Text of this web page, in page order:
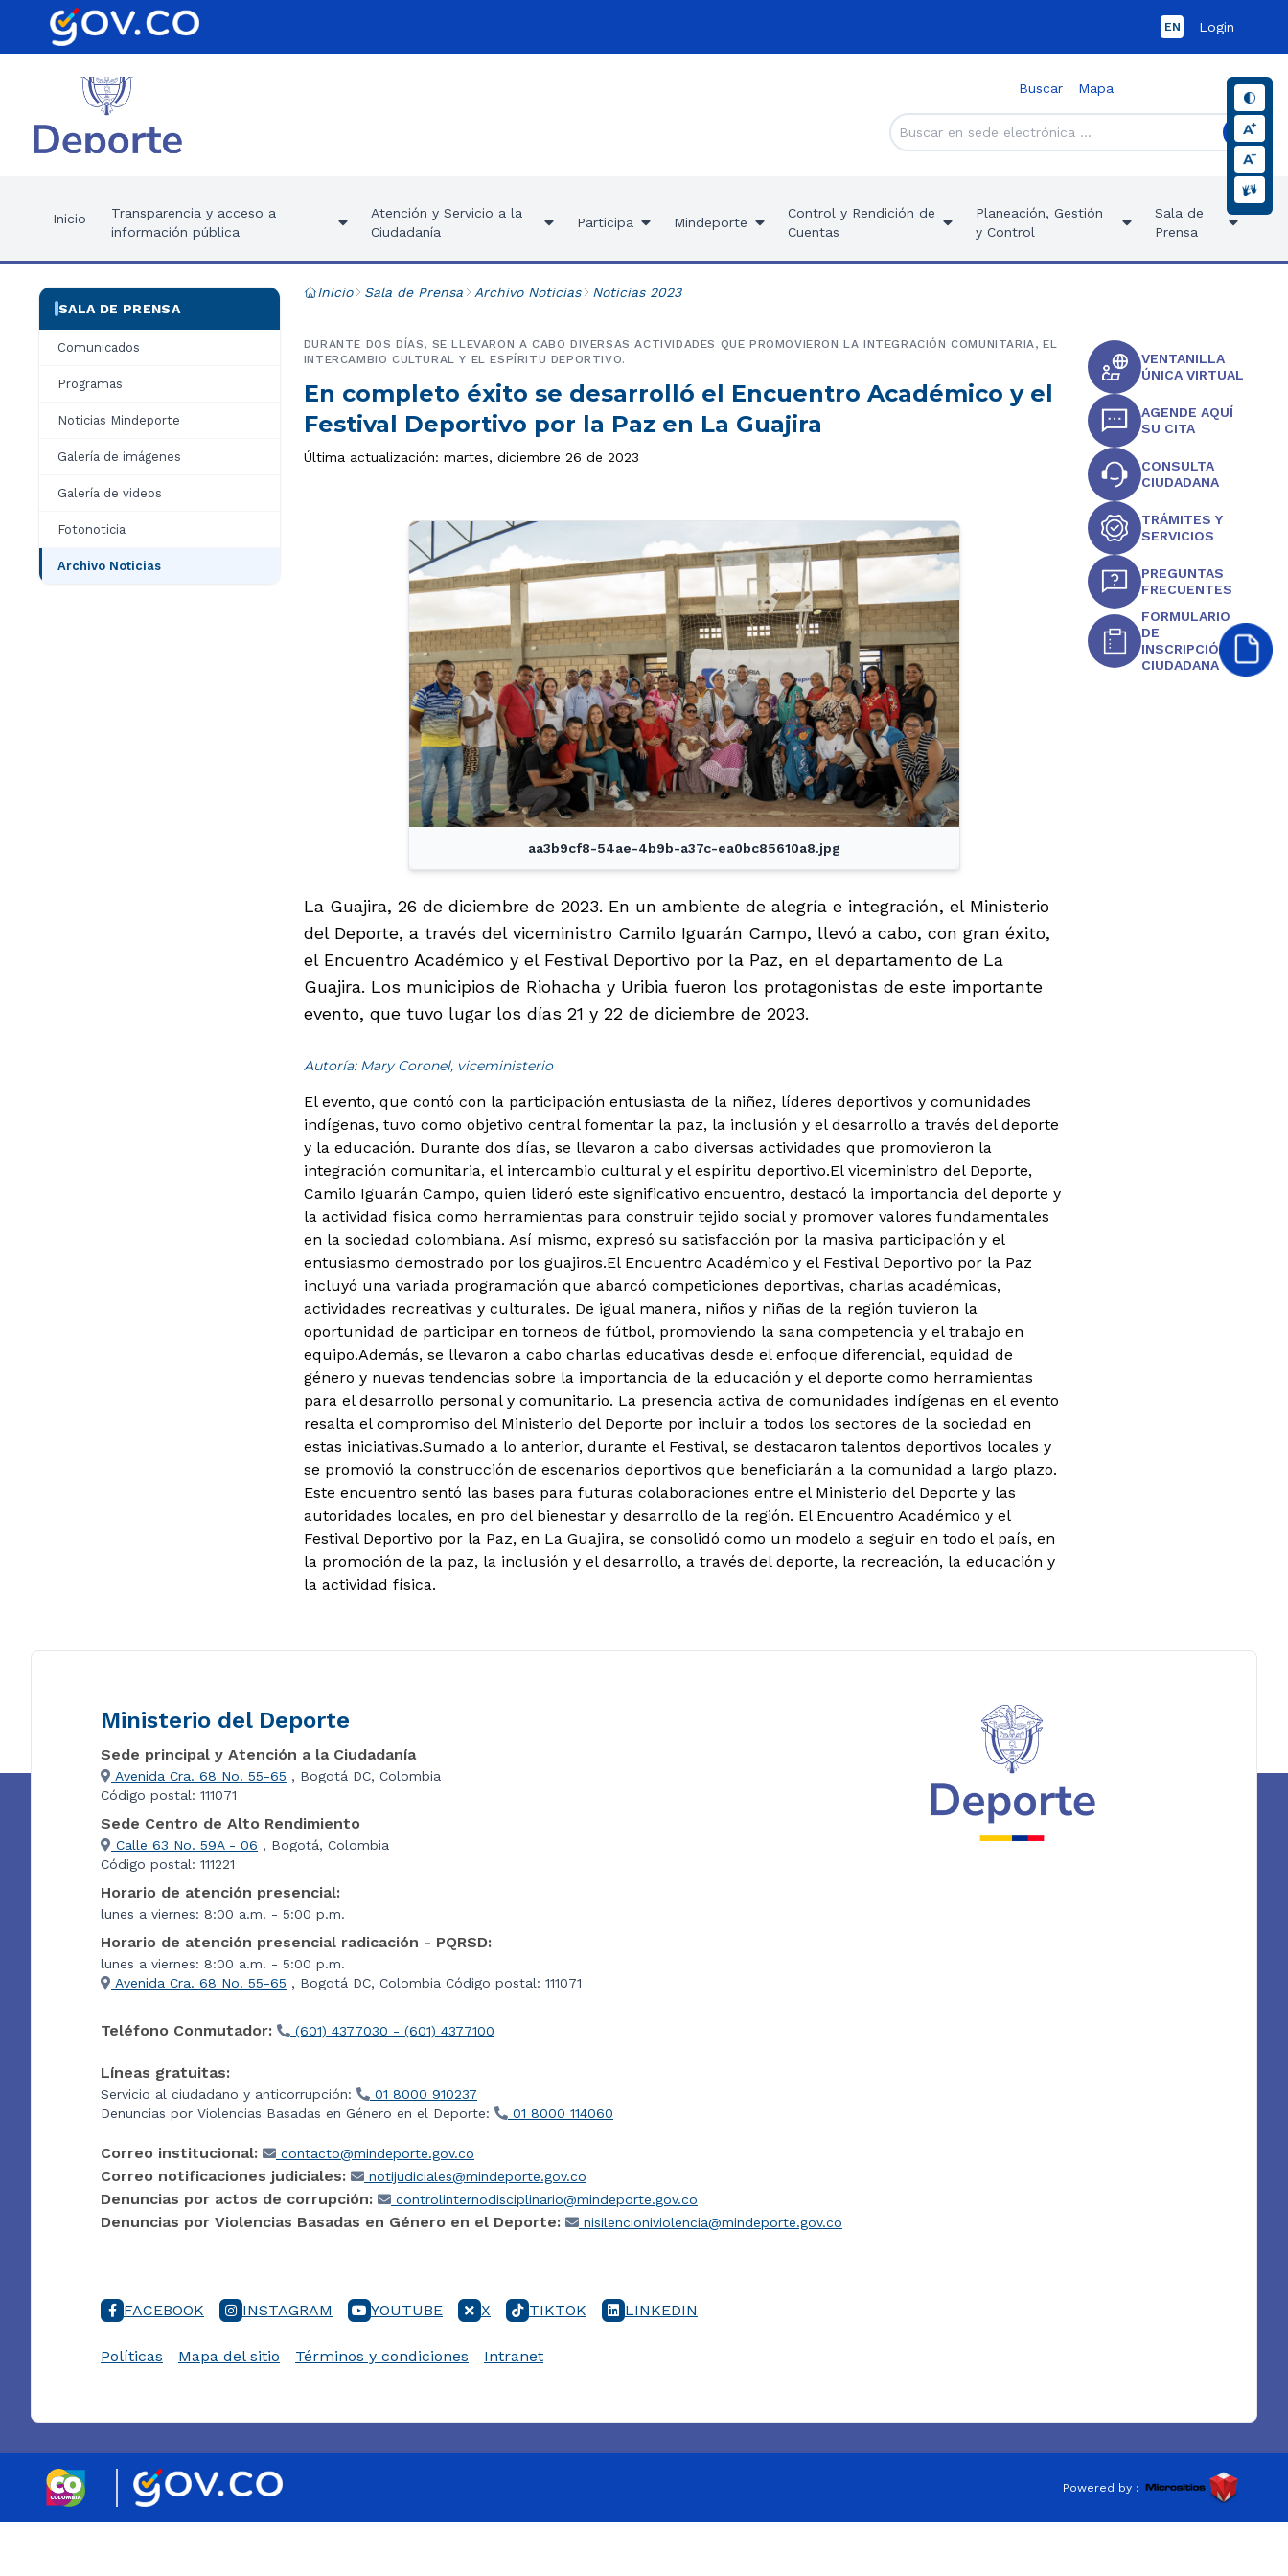
EN Login
Buscar Mapa
Inicio
Transparencia y acceso a
información pública
Atención y Servicio a la
Ciudadanía
Participa Mindeporte
Control y Rendición de
Cuentas
Planeación, Gestión
y Control
Sala de
Prensa
SALA DE PRENSA
Comunicados
Programas
Noticias Mindeporte
Galería de imágenes
Galería de videos
Fotonoticia
Archivo Noticias
Inicio Sala de Prensa Archivo Noticias Noticias 2023
En completo éxito se desarrolló el Encuentro Académico y el
Festival Deportivo por la Paz en La Guajira
DURANTE DOS DÍAS, SE LLEVARON A CABO DIVERSAS ACTIVIDADES QUE PROMOVIERON LA INTEGRACIÓN COMUNITARIA, EL
INTERCAMBIO CULTURAL Y EL ESPÍRITU DEPORTIVO.
Última actualización: martes, diciembre 26 de 2023
aa3b9cf8-54ae-4b9b-a37c-ea0bc85610a8.jpg
La Guajira, 26 de diciembre de 2023. En un ambiente de alegría e integración, el Ministerio
del Deporte, a través del viceministro Camilo Iguarán Campo, llevó a cabo, con gran éxito,
el Encuentro Académico y el Festival Deportivo por la Paz, en el departamento de La
Guajira. Los municipios de Riohacha y Uribia fueron los protagonistas de este importante
evento, que tuvo lugar los días 21 y 22 de diciembre de 2023.
Autoría: Mary Coronel, viceministerio
El evento, que contó con la participación entusiasta de la niñez, líderes deportivos y comunidades
indígenas, tuvo como objetivo central fomentar la paz, la inclusión y el desarrollo a través del deporte
y la educación. Durante dos días, se llevaron a cabo diversas actividades que promovieron la
integración comunitaria, el intercambio cultural y el espíritu deportivo.El viceministro del Deporte,
Camilo Iguarán Campo, quien lideró este significativo encuentro, destacó la importancia del deporte y
la actividad física como herramientas para construir tejido social y promover valores fundamentales
en la sociedad colombiana. Así mismo, expresó su satisfacción por la masiva participación y el
entusiasmo demostrado por los guajiros.El Encuentro Académico y el Festival Deportivo por la Paz
incluyó una variada programación que abarcó competiciones deportivas, charlas académicas,
actividades recreativas y culturales. De igual manera, niños y niñas de la región tuvieron la
oportunidad de participar en torneos de fútbol, promoviendo la sana competencia y el trabajo en
equipo.Además, se llevaron a cabo charlas educativas desde el enfoque diferencial, equidad de
género y nuevas tendencias sobre la importancia de la educación y el deporte como herramientas
para el desarrollo personal y comunitario. La presencia activa de comunidades indígenas en el evento
resalta el compromiso del Ministerio del Deporte por incluir a todos los sectores de la sociedad en
estas iniciativas.Sumado a lo anterior, durante el Festival, se destacaron talentos deportivos locales y
se promovió la construcción de escenarios deportivos que beneficiarán a la comunidad a largo plazo.
Este encuentro sentó las bases para futuras colaboraciones entre el Ministerio del Deporte y las
autoridades locales, en pro del bienestar y desarrollo de la región. El Encuentro Académico y el
Festival Deportivo por la Paz, en La Guajira, se consolidó como un modelo a seguir en todo el país, en
la promoción de la paz, la inclusión y el desarrollo, a través del deporte, la recreación, la educación y
la actividad física.
VENTANILLA
ÚNICA VIRTUAL
AGENDE AQUÍ
SU CITA
CONSULTA
CIUDADANA
TRÁMITES Y
SERVICIOS
PREGUNTAS
FRECUENTES
FORMULARIO
DE
INSCRIPCIÓN
CIUDADANA
Ministerio del Deporte
Sede principal y Atención a la Ciudadanía
Avenida Cra. 68 No. 55-65 , Bogotá DC, Colombia
Código postal: 111071
Sede Centro de Alto Rendimiento
Calle 63 No. 59A - 06 , Bogotá, Colombia
Código postal: 111221
Horario de atención presencial:
lunes a viernes: 8:00 a.m. - 5:00 p.m.
Horario de atención presencial radicación - PQRSD:
lunes a viernes: 8:00 a.m. - 5:00 p.m.
Avenida Cra. 68 No. 55-65 , Bogotá DC, Colombia Código postal: 111071
Teléfono Conmutador: (601) 4377030 - (601) 4377100
Líneas gratuitas:
Servicio al ciudadano y anticorrupción:
01 8000 910237
Denuncias por Violencias Basadas en Género en el Deporte:
01 8000 114060
Correo institucional: contacto@mindeporte.gov.co
Correo notificaciones judiciales: notijudiciales@mindeporte.gov.co
Denuncias por actos de corrupción: controlinternodisciplinario@mindeporte.gov.co
Denuncias por Violencias Basadas en Género en el Deporte: nisilencioniviolencia@mindeporte.gov.co
FACEBOOK INSTAGRAM YOUTUBE X TIKTOK LINKEDIN
Políticas Mapa del sitio Términos y condiciones Intranet
Powered by :